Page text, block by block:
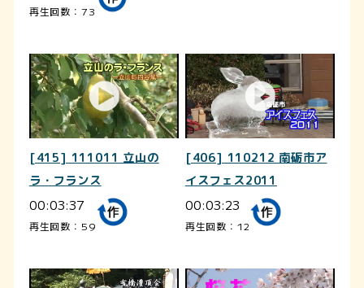
再生回数：73
[415] 111011 立山の
ラ・フランス
00:03:37
再生回数：59
[406] 110212 南砺市ア
イスフェス2011
00:03:23
再生回数：12